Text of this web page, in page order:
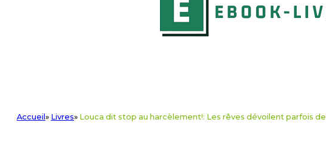
Accueil » Livres» Louca dit stop au harcèlement!: Les rêves dévoilent parfois